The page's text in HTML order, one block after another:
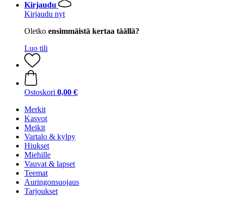
Kirjaudu
Kirjaudu nyt
Oletko ensimmäistä kertaa täällä?
Luo tili
Ostoskori 0,00 €
Merkit
Kasvot
Meikit
Vartalo & kylpy
Hiukset
Miehille
Vauvat & lapset
Teemat
Auringonsuojaus
Tarjoukset